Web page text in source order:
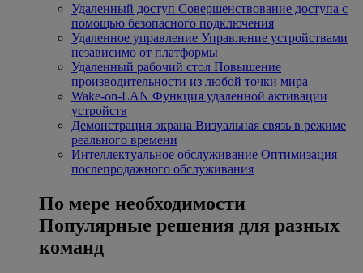
Удаленный доступ Совершенствование доступа с
помощью безопасного подключения
Удаленное управление Управление устройствами
независимо от платформы
Удаленный рабочий стол Повышение
производительности из любой точки мира
Wake-on-LAN Функция удаленной активации
устройств
Демонстрация экрана Визуальная связь в режиме
реального времени
Интеллектуальное обслуживание Оптимизация
послепродажного обслуживания
По мере необходимости
Популярные решения для разных
команд